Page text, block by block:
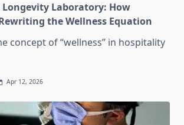
Longevity Laboratory: How
the Wellness Equation
concept of “wellness” in hospitality
Apr 12, 2026